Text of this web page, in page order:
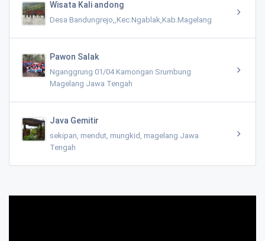
Wisata Kali andong
Desa Bandungrejo,,Kec.Ngablak,Kab.Magelang
Pawon Salak
Nganggrung 01/04 Kamongan Srumbung
Magelang Jawa Tengah
Java Gemitir
sekipan, mendut, mungkid, magelang Jawa
Tengah